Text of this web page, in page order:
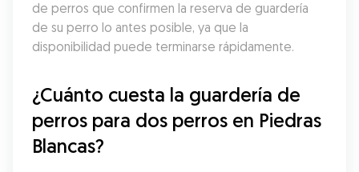
de perros que confirmen la reserva de guardería
de su perro lo antes posible, ya que la
disponibilidad puede terminarse rápidamente.
¿Cuánto cuesta la guardería de
perros para dos perros en Piedras
Blancas?